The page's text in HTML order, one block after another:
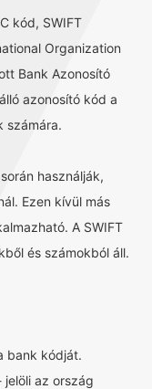
kód, SWIFT
Organization
Bank Azonosító
azonosító kód a
számára.
használják,
Ezen kívül más
A SWIFT
és számokból áll.
bank kódját.
jelöli az ország